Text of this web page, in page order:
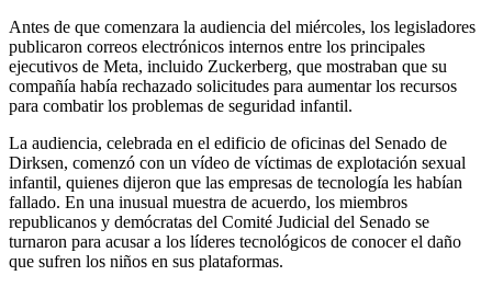
Antes de que comenzara la audiencia del miércoles, los legisladores
publicaron correos electrónicos internos entre los principales
ejecutivos de Meta, incluido Zuckerberg, que mostraban que su
compañía había rechazado solicitudes para aumentar los recursos
para combatir los problemas de seguridad infantil.
La audiencia, celebrada en el edificio de oficinas del Senado de
Dirksen, comenzó con un vídeo de víctimas de explotación sexual
infantil, quienes dijeron que las empresas de tecnología les habían
fallado. En una inusual muestra de acuerdo, los miembros
republicanos y demócratas del Comité Judicial del Senado se
turnaron para acusar a los líderes tecnológicos de conocer el daño
que sufren los niños en sus plataformas.